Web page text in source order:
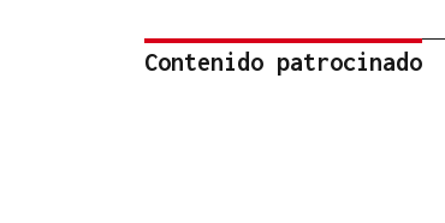
Contenido patrocinado